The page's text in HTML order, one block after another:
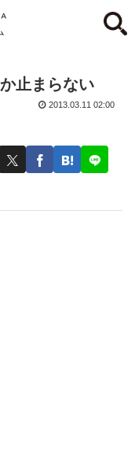
止まらない
2013.03.11 02:00